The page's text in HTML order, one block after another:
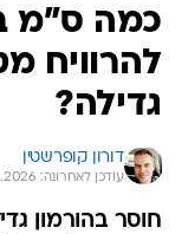
כמה ס"מ
להרוויח
גדילה?
דורון קופרשטין
עודכן לאחרונה: 23.6.2026 / 6:47
חוסר בהורמון